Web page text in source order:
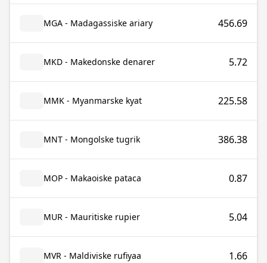
MGA - Madagassiske ariary 456.69
MKD - Makedonske denarer 5.72
MMK - Myanmarske kyat 225.58
MNT - Mongolske tugrik 386.38
MOP - Makaoiske pataca 0.87
MUR - Mauritiske rupier 5.04
MVR - Maldiviske rufiyaa 1.66